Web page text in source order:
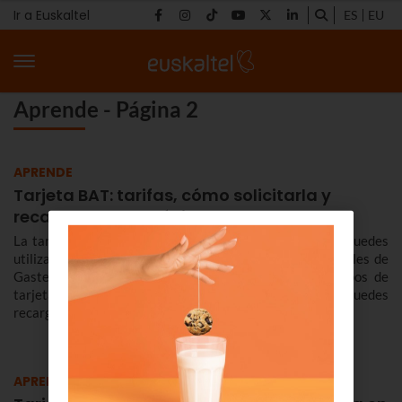
Ir a Euskaltel ES EU
Aprende - Página 2
APRENDE
Tarjeta BAT: tarifas, cómo solicitarla y
recargar con el móvil…
La tarjeta BAT es un sistema de pago con tarjeta que puedes
utilizar en el transporte urbano, tranvía y servicios forales de
Gasteiz. Te contamos dónde puedes solicitarla, qué tipos de
tarjeta BAT existen, tarifas y descuentos y cómo puedes
recargarla con tu teléfono móvil.
APRENDE